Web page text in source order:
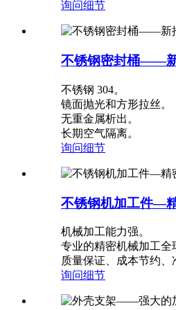
询问细节
不锈钢密封桶——
不锈钢 304。
镜面抛光和方形拉丝。
无重金属析出。
长期空气隔离。
询问细节
不锈钢机加工件—
机械加工能力强。
专业的精密机械加工全
质量保证、成本节约、
询问细节